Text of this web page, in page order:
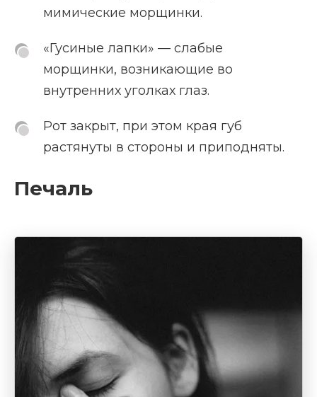
мимические морщинки.
«Гусиные лапки» — слабые
морщинки, возникающие во
внутренних уголках глаз.
Рот закрыт, при этом края губ
растянуты в стороны и приподняты.
Печаль